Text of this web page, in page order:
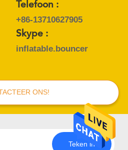
Telefoon :
+86-13710627905
Skype :
inflatable.bouncer
ONS!
Teken in